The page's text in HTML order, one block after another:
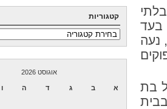
בעד
3: השופטת, נעה
בת
קטגוריות
קטגוריות
אוגוסט 2026
א ב ג ד ה ו